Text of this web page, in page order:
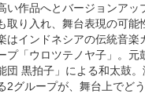
い作品へとバージョンアッ
取り入れ、舞台表現の可能
はインドネシアの伝統音楽
プ「ウロツテノヤ子」。元
団 黒拍子」による和太鼓
2グループが、舞台上でど